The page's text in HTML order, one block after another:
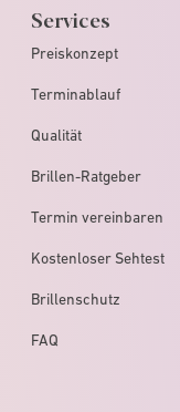
Services
Preiskonzept
Terminablauf
Qualität
Brillen-Ratgeber
Termin vereinbaren
Kostenloser Sehtest
Brillenschutz
FAQ